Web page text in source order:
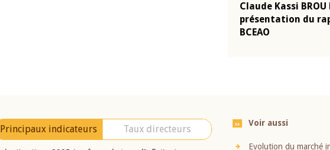
Claude Kassi
présentation du
BCEAO
Principaux indicateurs Taux directeurs
Voir aussi
Evolution du marché